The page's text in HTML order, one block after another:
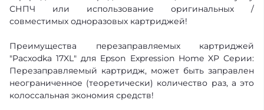
СНПЧ или использование оригинальных /
совместимых одноразовых картриджей!
Преимущества перезаправляемых картриджей
"Pacxodka 17XL" для Epson Expression Home XP Серии:
Перезаправляемый картридж, может быть заправлен
неограниченное (теоретически) количество раз, а это
колоссальная экономия средств!